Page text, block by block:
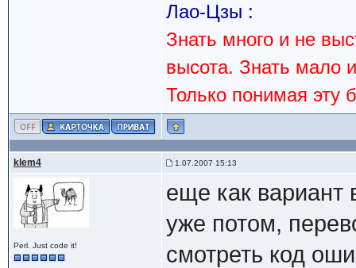
Лао-Цзы :
Знать много и не
высота. Знать мало
Только понимая эту
klem4 1.07.2007 15:13
Perl. Just code it!
еще как вариант
уже потом,
смотреть код